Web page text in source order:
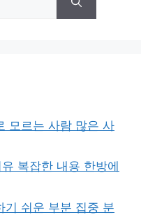
모르는 사람 많은 사
복잡한 내용 한방에
기 쉬운 부분 집중 분